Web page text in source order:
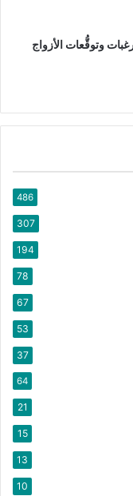
رغبات وتوقُّعات الأزواج
486
307
194
78
67
53
37
64
21
15
13
10